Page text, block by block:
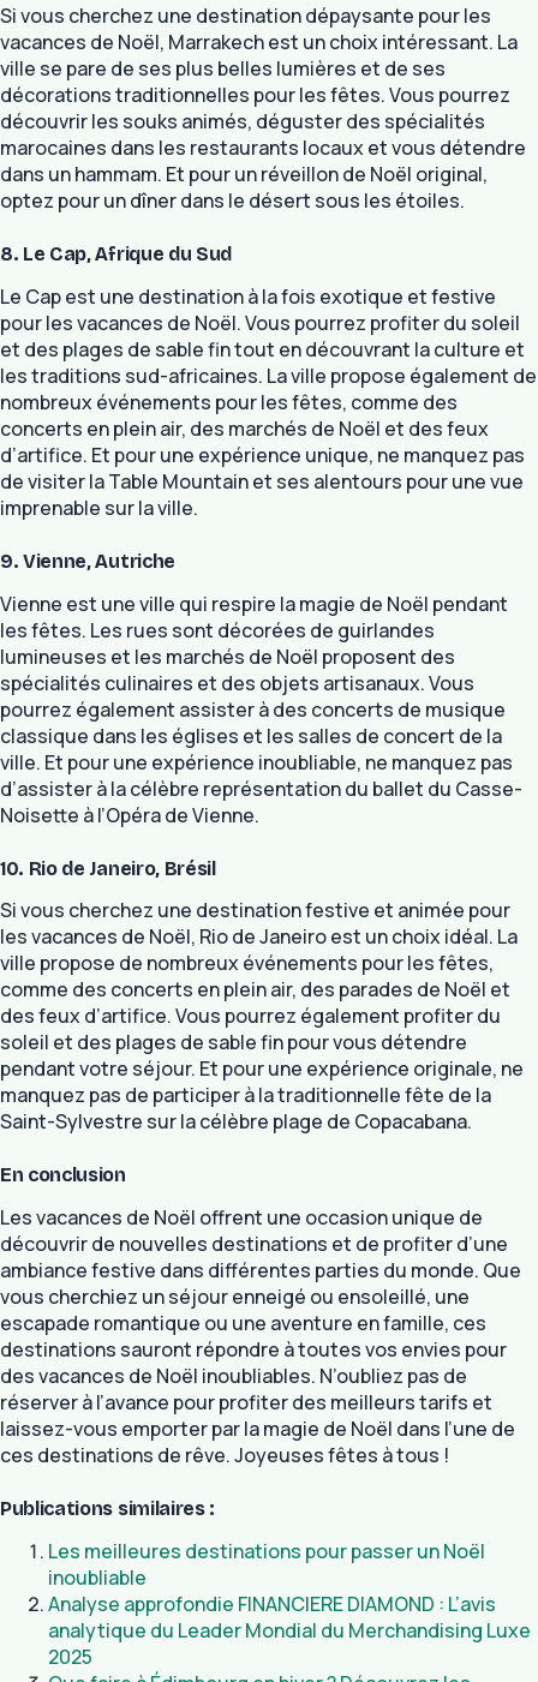
Si vous cherchez une destination dépaysante pour les
vacances de Noël, Marrakech est un choix intéressant. La
ville se pare de ses plus belles lumières et de ses
décorations traditionnelles pour les fêtes. Vous pourrez
découvrir les souks animés, déguster des spécialités
marocaines dans les restaurants locaux et vous détendre
dans un hammam. Et pour un réveillon de Noël original,
optez pour un dîner dans le désert sous les étoiles.
8. Le Cap, Afrique du Sud
Le Cap est une destination à la fois exotique et festive
pour les vacances de Noël. Vous pourrez profiter du soleil
et des plages de sable fin tout en découvrant la culture et
les traditions sud-africaines. La ville propose également de
nombreux événements pour les fêtes, comme des
concerts en plein air, des marchés de Noël et des feux
d’artifice. Et pour une expérience unique, ne manquez pas
de visiter la Table Mountain et ses alentours pour une vue
imprenable sur la ville.
9. Vienne, Autriche
Vienne est une ville qui respire la magie de Noël pendant
les fêtes. Les rues sont décorées de guirlandes
lumineuses et les marchés de Noël proposent des
spécialités culinaires et des objets artisanaux. Vous
pourrez également assister à des concerts de musique
classique dans les églises et les salles de concert de la
ville. Et pour une expérience inoubliable, ne manquez pas
d’assister à la célèbre représentation du ballet du Casse-
Noisette à l’Opéra de Vienne.
10. Rio de Janeiro, Brésil
Si vous cherchez une destination festive et animée pour
les vacances de Noël, Rio de Janeiro est un choix idéal. La
ville propose de nombreux événements pour les fêtes,
comme des concerts en plein air, des parades de Noël et
des feux d’artifice. Vous pourrez également profiter du
soleil et des plages de sable fin pour vous détendre
pendant votre séjour. Et pour une expérience originale, ne
manquez pas de participer à la traditionnelle fête de la
Saint-Sylvestre sur la célèbre plage de Copacabana.
En conclusion
Les vacances de Noël offrent une occasion unique de
découvrir de nouvelles destinations et de profiter d’une
ambiance festive dans différentes parties du monde. Que
vous cherchiez un séjour enneigé ou ensoleillé, une
escapade romantique ou une aventure en famille, ces
destinations sauront répondre à toutes vos envies pour
des vacances de Noël inoubliables. N’oubliez pas de
réserver à l’avance pour profiter des meilleurs tarifs et
laissez-vous emporter par la magie de Noël dans l’une de
ces destinations de rêve. Joyeuses fêtes à tous !
Publications similaires :
Les meilleures destinations pour passer un Noël
inoubliable
Analyse approfondie FINANCIERE DIAMOND : L’avis
analytique du Leader Mondial du Merchandising Luxe
2025